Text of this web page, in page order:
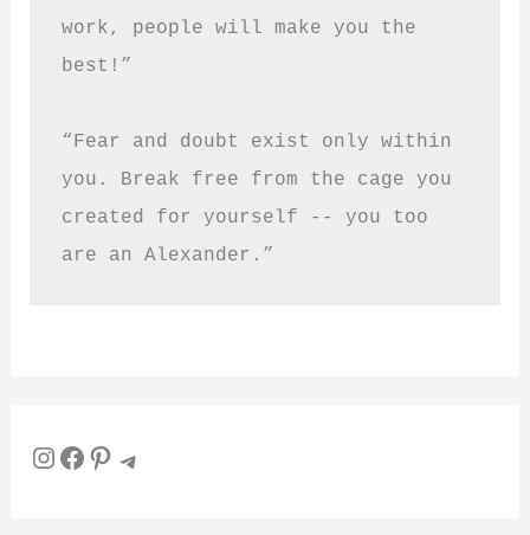
work, people will make you the
best!”
“Fear and doubt exist only within
you. Break free from the cage you
created for yourself -- you too
are an Alexander.”
InstagramFacebook Pinterest Telegram